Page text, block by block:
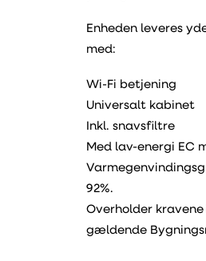
Enheden leveres
med:
Wi-Fi betjening
Universalt kabinet
Inkl. snavsfiltre
Med lav-energi EC
92%.
Overholder kravene
gældende